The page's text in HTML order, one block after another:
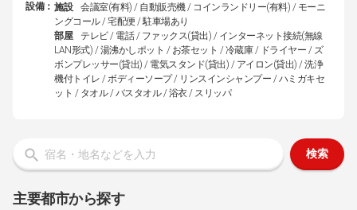
設備： 施設
会議室(有料) / 自動販売機 / コインランドリー(有料) / モーニ
ングコール / 宅配便 / 駐車場あり
部屋
テレビ / 電話 / ファックス(貸出) / インターネット接続(無線
LAN形式) / 湯沸かしポット / お茶セット / 冷蔵庫 / ドライヤー / ズ
ボンプレッサー(貸出) / 電気スタンド(貸出) / アイロン(貸出) / 洗浄
機付トイレ / ボディーソープ / リンスインシャンプー / ハミガキセ
ット / タオル / バスタオル / 浴衣 / スリッパ
検索
主要都市から探す